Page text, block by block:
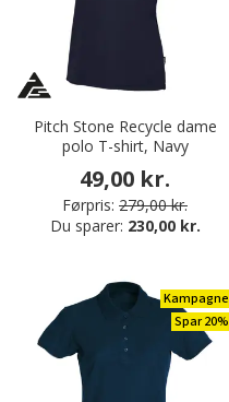
Pitch Stone Recycle dame
polo T-shirt, Navy
49,00 kr.
Førpris: 279,00 kr.
Du sparer: 230,00 kr.
Kampagne
Spar 20%